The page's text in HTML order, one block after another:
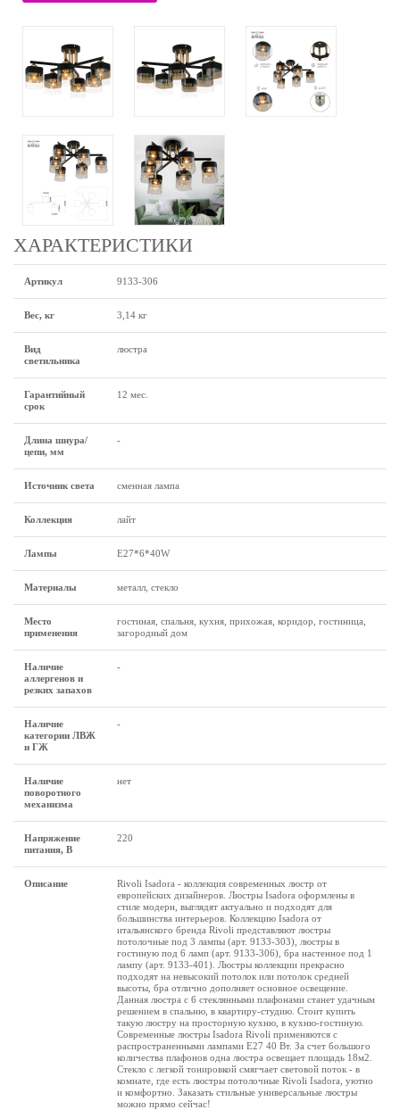
ХАРАКТЕРИСТИКИ
Артикул 9133-306
Вес, кг 3,14 кг
Вид
светильника
люстра
Гарантийный
срок
12 мес.
Длина шнура/
цепи, мм
-
Источник света сменная лампа
Коллекция лайт
Лампы Е27*6*40W
Материалы металл, стекло
Место
применения
гостиная, спальня, кухня, прихожая, коридор, гостиница,
загородный дом
Наличие
аллергенов и
резких запахов
-
Наличие
категории ЛВЖ
и ГЖ
-
Наличие
поворотного
механизма
нет
Напряжение
питания, В
220
Описание
Rivoli Isadora - коллекция современных люстр от
европейских дизайнеров. Люстры Isadora оформлены в
стиле модерн, выглядят актуально и подходят для
большинства интерьеров. Коллекцию Isadora от
итальянского бренда Rivoli представляют люстры
потолочные под 3 лампы (арт. 9133-303), люстры в
гостиную под 6 ламп (арт. 9133-306), бра настенное под 1
лампу (арт. 9133-401). Люстры коллекции прекрасно
подходят на невысокий потолок или потолок средней
высоты, бра отлично дополняет основное освещение.
Данная люстра с 6 стеклянными плафонами станет удачным
решением в спальню, в квартиру-студию. Стоит купить
такую люстру на просторную кухню, в кухню-гостиную.
Современные люстры Isadora Rivoli применяются с
распространенными лампами Е27 40 Вт. За счет большого
количества плафонов одна люстра освещает площадь 18м2.
Стекло с легкой тонировкой смягчает световой поток - в
комнате, где есть люстры потолочные Rivoli Isadora, уютно
и комфортно. Заказать стильные универсальные люстры
можно прямо сейчас!